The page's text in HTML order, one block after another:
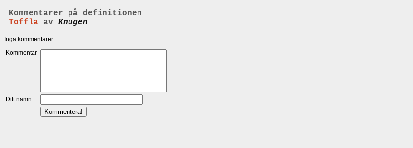
Kommentarer på definitionen
Toffla av Knugen
Inga kommentarer
Kommentar
Ditt namn